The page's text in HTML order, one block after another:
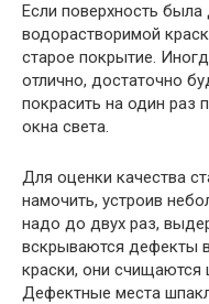
Если поверхность
водорастворимой
старое покрытие.
отлично, достаточно
покрасить на один раз
окна света.
Для оценки качества
намочить, устроив
надо до двух раз,
вскрываются дефекты
краски, они счищаются
Дефектные места